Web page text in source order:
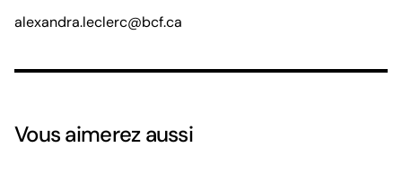
alexandra.leclerc@bcf.ca
Vous aimerez aussi